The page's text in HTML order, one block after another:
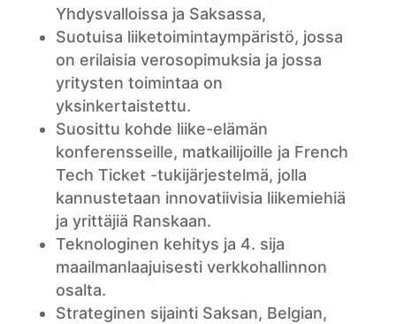
Yhdysvalloissa ja Saksassa,
Suotuisa liiketoimintaympäristö, jossa
on erilaisia verosopimuksia ja jossa
yritysten toimintaa on
yksinkertaistettu.
Suosittu kohde liike-elämän
konferensseille, matkailijoille ja French
Tech Ticket -tukijärjestelmä, jolla
kannustetaan innovatiivisia liikemiehiä
ja yrittäjiä Ranskaan.
Teknologinen kehitys ja 4. sija
maailmanlaajuisesti verkkohallinnon
osalta.
Strateginen sijainti Saksan, Belgian,